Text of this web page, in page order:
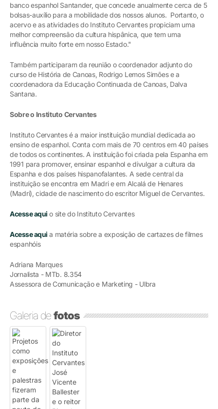
banco espanhol Santander, que concede anualmente cerca de 5
bolsas-auxílio para a mobilidade dos nossos alunos. Portanto, o
acervo e as atividades do Instituto Cervantes propiciam uma
melhor compreensão da cultura hispânica, que tem uma
influência muito forte em nosso Estado."
Também participaram da reunião o coordenador adjunto do
curso de História de Canoas, Rodrigo Lemos Simões e a
coordenadora da Educação Continuada de Canoas, Dalva
Santana.
Sobre o Instituto Cervantes
Instituto Cervantes é a maior instituição mundial dedicada ao
ensino de espanhol. Conta com mais de 70 centros em 40 países
de todos os continentes. A instituição foi criada pela Espanha em
1991 para promover, ensinar espanhol e divulgar a cultura da
Espanha e dos países hispanofalantes. A sede central da
instituição se encontra em Madri e em Alcalá de Henares
(Madri), cidade de nascimento do escritor Miguel de Cervantes.
Acesse aqui o site do Instituto Cervantes
Acesse aqui a matéria sobre a exposição de cartazes de filmes
espanhóis
Adriana Marques
Jornalista - MTb. 8.354
Assessora de Comunicação e Marketing - Ulbra
Galeria defotos